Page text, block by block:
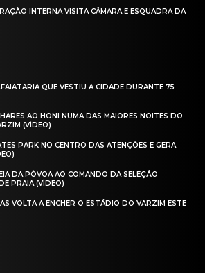
INTERNA VISITA CÂMARA E ESQUADRA DA
QUE VESTIU A CIDADE DURANTE 75
AO HONI NUMA DAS MAIORES NOITES DO
(VÍDEO)
PARK NO CENTRO DAS ATENÇÕES E GERA
DA PÓVOA AO COMANDO DA SELEÇÃO
PRAIA (VÍDEO)
VOLTA A ENCHER O ESTÁDIO DO VARZIM ESTE